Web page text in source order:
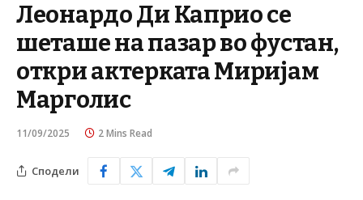
Леонардо Ди Каприо се
шеташе на пазар во фустан,
откри актерката Миријам
Марголис
11/09/2025 2 Mins Read
Сподели